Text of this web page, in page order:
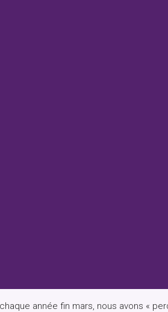
année fin mars, nous avons «